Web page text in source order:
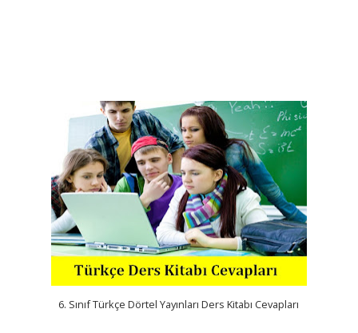
6. Sınıf Türkçe Dörtel Yayınları Ders Kitabı Cevapları